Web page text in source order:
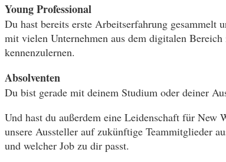
Young Professional
Du hast bereits erste Arbeitserfahrung
mit vielen Unternehmen aus dem digitalen
kennenzulernen.
Absolventen
Du bist gerade mit deinem Studium oder deiner
Und hast du außerdem eine Leidenschaft für New
unsere Aussteller auf zukünftige Teammitglieder
und welcher Job zu dir passt.